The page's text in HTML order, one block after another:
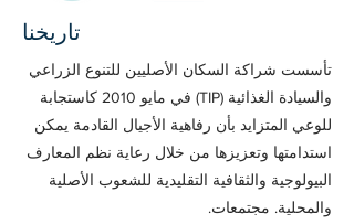
تاريخنا
تأسست شراكة السكان الأصليين للتنوع الزراعي
والسيادة الغذائية (TIP) في مايو 2010 كاستجابة
للوعي المتزايد بأن رفاهية الأجيال القادمة يمكن
استدامتها وتعزيزها من خلال رعاية نظم المعارف
البيولوجية والثقافية التقليدية للشعوب الأصلية
والمحلية. مجتمعات.